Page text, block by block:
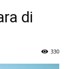
di
330